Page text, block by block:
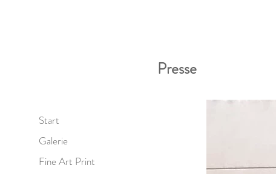
Start
Galerie
Fine Art Print
Presse